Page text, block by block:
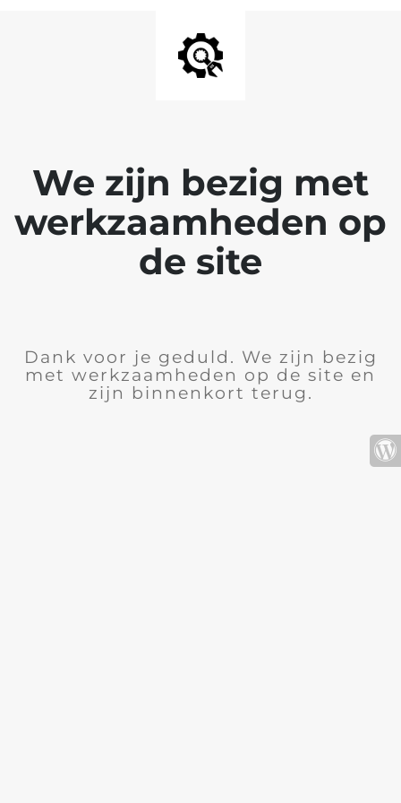
We zijn bezig met
werkzaamheden op
de site
Dank voor je geduld. We zijn bezig
met werkzaamheden op de site en
zijn binnenkort terug.